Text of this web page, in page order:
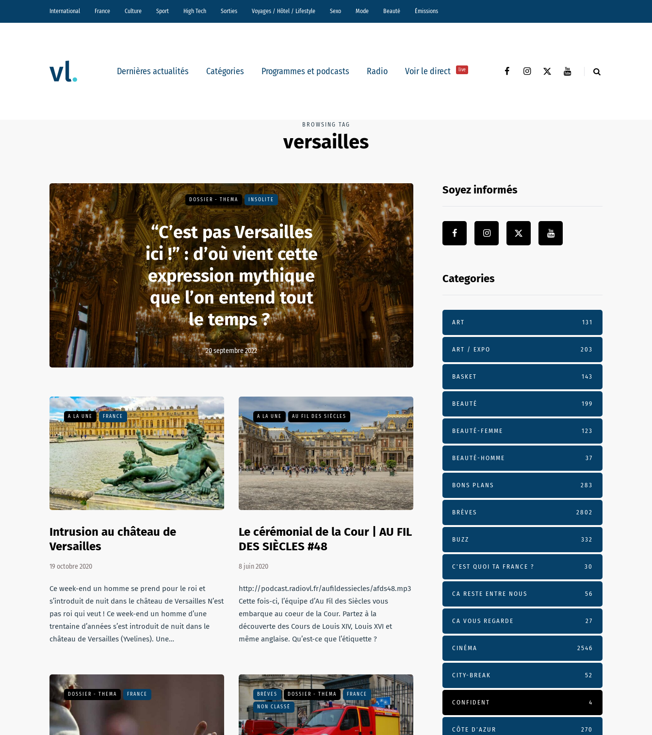
International France Culture Sport High Tech Sorties Voyages / Hôtel / Lifestyle Sexo Mode Beauté Émissions
Dernières actualités Catégories Programmes et podcasts Radio Voir le direct live
BROWSING TAG
versailles
DOSSIER - THEMA INSOLITE
“C’est pas Versailles
ici !” : d’où vient cette
expression mythique
que l’on entend tout
le temps ?
20 septembre 2022
A LA UNE FRANCE
Intrusion au château de
Versailles
19 octobre 2020
Ce week-end un homme se prend pour le roi et
s’introduit de nuit dans le château de Versailles N’est
pas roi qui veut ! Ce week-end un homme d’une
trentaine d’années s’est introduit de nuit dans le
château de Versailles (Yvelines). Une…
A LA UNE AU FIL DES SIÈCLES
Le cérémonial de la Cour | AU FIL
DES SIÈCLES #48
8 juin 2020
http://podcast.radiovl.fr/aufildessiecles/afds48.mp3
Cette fois-ci, l’équipe d’Au Fil des Siècles vous
embarque au coeur de la Cour. Partez à la
découverte des Cours de Louis XIV, Louis XVI et
même anglaise. Qu’est-ce que l’étiquette ?
DOSSIER - THEMA FRANCE BRÈVES DOSSIER - THEMA FRANCE
NON CLASSÉ
Soyez informés
Categories
ART 131
ART / EXPO 203
BASKET 143
BEAUTÉ 199
BEAUTÉ-FEMME 123
BEAUTÉ-HOMME 37
BONS PLANS 283
BRÈVES 2802
BUZZ 332
C'EST QUOI TA FRANCE ? 30
CA RESTE ENTRE NOUS 56
CA VOUS REGARDE 27
CINÉMA 2546
CITY-BREAK 52
CONFIDENT 4
CÔTE D’AZUR 270